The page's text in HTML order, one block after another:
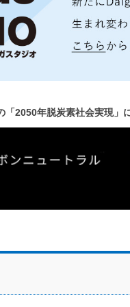
「2050年脱炭素社会実現」